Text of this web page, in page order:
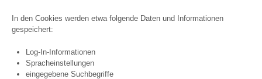
In den Cookies werden etwa folgende Daten und Informationen
gespeichert:
Log-In-Informationen
Spracheinstellungen
eingegebene Suchbegriffe